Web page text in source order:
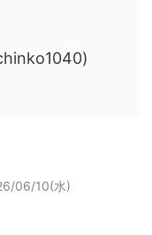
06/10(水)